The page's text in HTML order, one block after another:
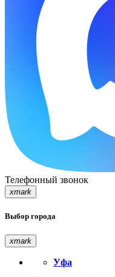
Телефонный звонок
xmark
Выбор города
xmark
Уфа